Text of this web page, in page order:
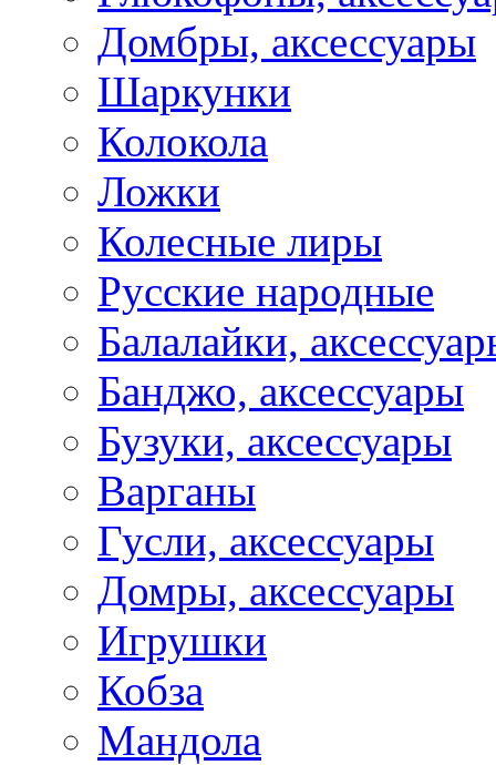
Домбры, аксессуары
Шаркунки
Колокола
Ложки
Колесные лиры
Русские народные
Балалайки,
Банджо, аксессуары
Бузуки, аксессуары
Варганы
Гусли, аксессуары
Домры, аксессуары
Игрушки
Кобза
Мандола